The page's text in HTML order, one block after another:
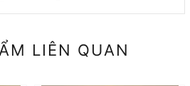
LIÊN QUAN